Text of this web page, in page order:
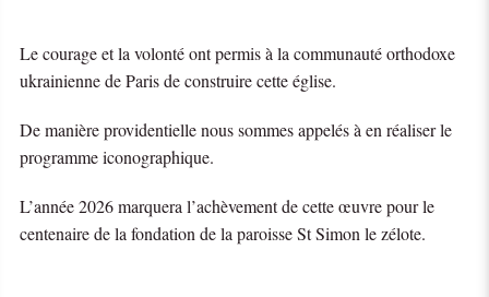
Le courage et la volonté ont permis à la communauté orthodoxe
ukrainienne de Paris de construire cette église.
De manière providentielle nous sommes appelés à en réaliser le
programme iconographique.
L’année 2026 marquera l’achèvement de cette œuvre pour le
centenaire de la fondation de la paroisse St Simon le zélote.